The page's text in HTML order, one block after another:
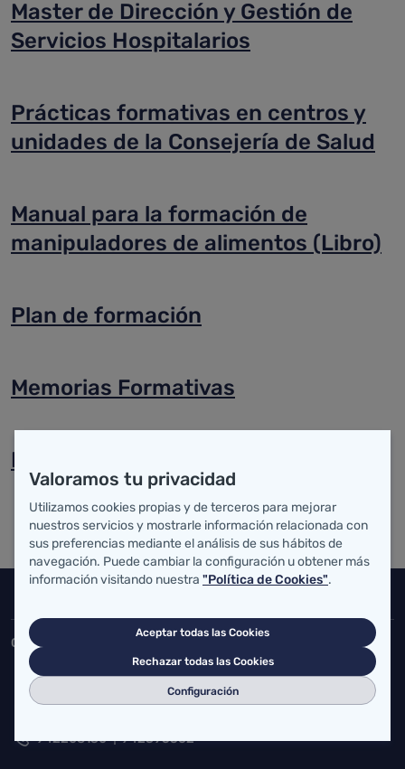
Master de Dirección y Gestión de
Servicios Hospitalarios
Prácticas formativas en centros y
unidades de la Consejería de Salud
Manual para la formación de
manipuladores de alimentos (Libro)
Plan de formación
Memorias Formativas
HOPE
Consejería de Salud
Federico Vial 13, 39009 Santander, Cantabria
atencionusuario@cantabria.es
942208130 942395562
Valoramos tu privacidad
Utilizamos cookies propias y de terceros para mejorar
nuestros servicios y mostrarle información relacionada con
sus preferencias mediante el análisis de sus hábitos de
navegación. Puede cambiar la configuración u obtener más
información visitando nuestra "Política de Cookies".
Aceptar todas las Cookies
Rechazar todas las Cookies
Configuración